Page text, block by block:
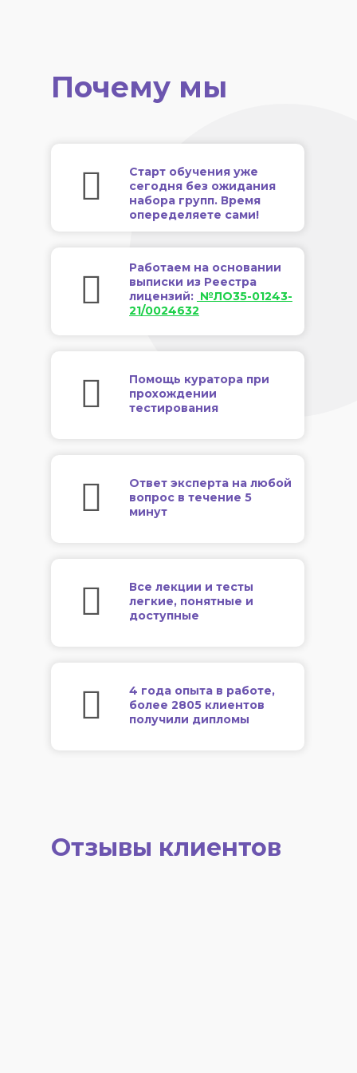
Почему мы
Старт обучения уже
сегодня без ожидания
набора групп. Время
опеределяете сами!
Работаем на основании
выписки из Реестра
лицензий: №ЛО35-01243-
21/0024632
Помощь куратора при
прохождении
тестирования
Ответ эксперта на любой
вопрос в течение 5
минут
Все лекции и тесты
легкие, понятные и
доступные
4 года опыта в работе,
более 2805 клиентов
получили дипломы
Отзывы клиентов